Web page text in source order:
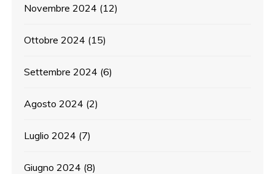
Novembre 2024 (12)
Ottobre 2024 (15)
Settembre 2024 (6)
Agosto 2024 (2)
Luglio 2024 (7)
Giugno 2024 (8)